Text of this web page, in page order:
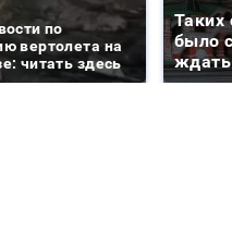
по
вертолета на
читать здесь
Таких
было